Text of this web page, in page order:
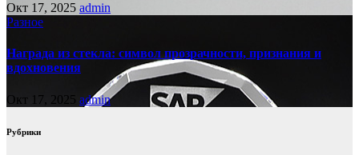
Окт 17, 2025 admin
Разное
Награда из стекла: символ прозрачности, признания и
вдохновения
Окт 17, 2025 admin
Рубрики